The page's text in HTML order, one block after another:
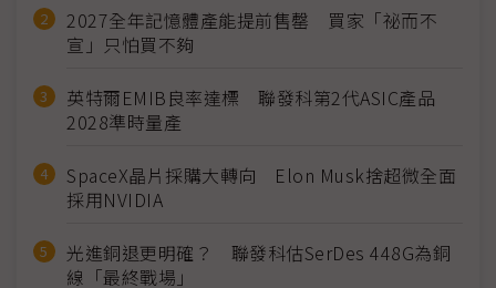
2027全年記憶體產能提前售罄 買家「祕而不
宣」只怕買不夠
英特爾EMIB良率達標 聯發科第2代ASIC產品
2028準時量產
SpaceX晶片採購大轉向 Elon Musk捨超微全面
採用NVIDIA
光進銅退更明確？ 聯發科估SerDes 448G為銅
線「最終戰場」